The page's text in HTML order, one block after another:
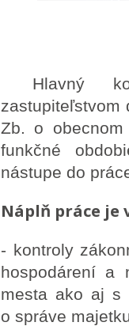
Hlavný
zastupiteľstvom
Zb. o
funkčné
nástupe do
Náplň práce je
- kontroly
hospodárení a
mesta ako aj s
o správe